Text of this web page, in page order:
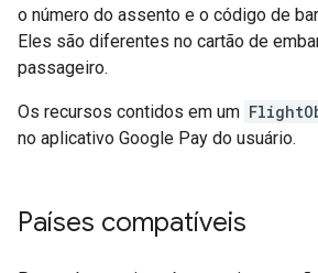
o número do assento e o código de
Eles são diferentes no cartão de
passageiro.
Os recursos contidos em um
no aplicativo Google Pay do usuário.
Países compatíveis